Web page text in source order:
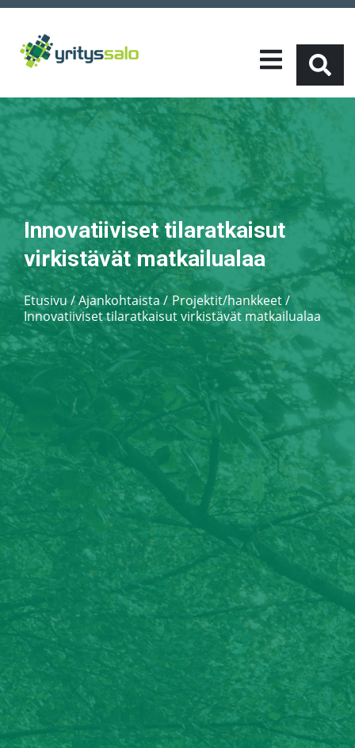
Innovatiiviset tilaratkaisut
virkistävät matkailualaa
Etusivu/Ajankohtaista Projektit/hankkeet/
Innovatiiviset tilaratkaisut virkistävät matkailualaa